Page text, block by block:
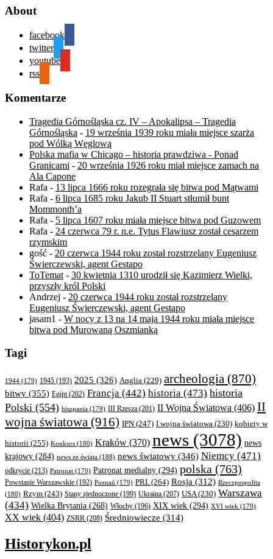
About
facebook
twitter
youtube
rss
Komentarze
Tragedia Górnośląska cz. IV – Apokalipsa – Tragedia
Górnośląska - 19 września 1939 roku miała miejsce szarża
pod Wólką Węglową
Polska mafia w Chicago – historia prawdziwa - Ponad
Granicami - 20 września 1926 roku miał miejsce zamach na
Ala Capone
Rafa - 13 lipca 1666 roku rozegrała się bitwa pod Mątwami
Rafa - 6 lipca 1685 roku Jakub II Stuart stłumił bunt
Mommonth’a
Rafa - 5 lipca 1607 roku miała miejsce bitwa pod Guzowem
Rafa - 24 czerwca 79 r. n.e. Tytus Flawiusz został cesarzem
rzymskim
gość - 20 czerwca 1944 roku został rozstrzelany Eugeniusz
Świerczewski, agent Gestapo
ToTemat - 30 kwietnia 1310 urodził się Kazimierz Wielki,
przyszły król Polski
Andrzej - 20 czerwca 1944 roku został rozstrzelany
Eugeniusz Świerczewski, agent Gestapo
jasam1 - W nocy z 13 na 14 maja 1944 roku miała miejsce
bitwa pod Murowaną Oszmianką
Tagi
1944 (179) 1945 (193) 2025 (326) Anglia (229) archeologia (870)
bitwy (355) Egipt(202) Francja (442) historia (473) historia
Polski (554) hiszpania (179) III Rzesza (201) II Wojna Światowa (406) II
wojna światowa (916) IPN (247) I wojna światowa (230) kobiety w
historii (255) Konkurs (180) Kraków (370) news (3078) news
krajowy (284) news ze świata (188) news światowy (346) Niemcy (471)
odkrycie (213) Patronat (170) Patronat medialny (294) polska (763)
Powstanie Warszawskie (192) Poznań (179) PRL(264) Rosja (312) Rzeczpospolita
(180) Rzym (243) Stany zjednoczone (199) Ukraina (207) USA(230) Warszawa
(434) Wielka Brytania (268) Włochy (196) XIX wiek (294) XVI wiek (179)
XX wiek (404) ZSRR (208) Średniowiecze (314)
Historykon.pl